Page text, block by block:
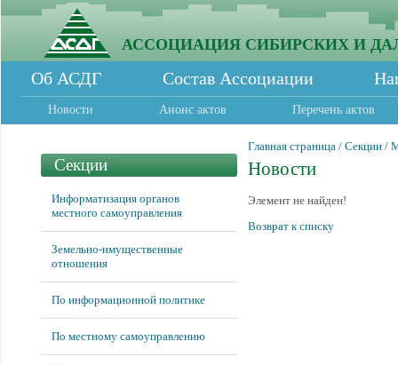
АССОЦИАЦИЯ СИБИРСКИХ И
Об АСДГ Состав Ассоциации
Новости Анонс актов Перечень актов
Секции
Информатизация органов
местного самоуправления
Земельно-имущественные
отношения
По информационной политике
По местному самоуправлению
Главная страница / Секции /
Новости
Элемент не найден!
Возврат к списку